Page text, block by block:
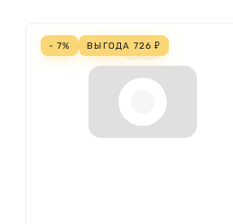
- 7% ВЫГОДА 726 ₽